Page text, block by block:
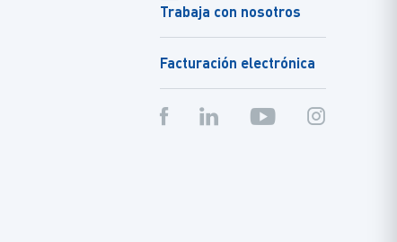
Trabaja con nosotros
Facturación electrónica